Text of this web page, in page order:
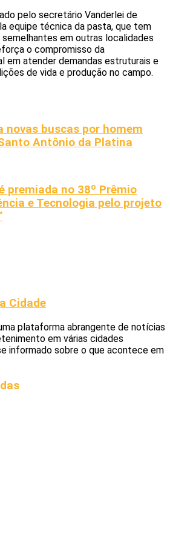
pelo secretário Vanderlei de
equipe técnica da pasta, que tem
em outras localidades
o compromisso da
em atender demandas estruturais e
de vida e produção no campo.
novas buscas por homem
Antônio da Platina
premiada no 38º Prêmio
e Tecnologia pelo projeto
Cidade
plataforma abrangente de notícias
em várias cidades
informado sobre o que acontece em